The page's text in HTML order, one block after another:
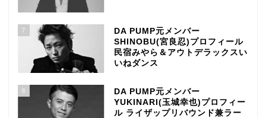
7
DA PUMP元メンバー
SHINOBU(宮良忍)プロフィール
民宿みやら＆アウトデラックスい
いねダンス
8
DA PUMP元メンバー
YUKINARI(玉城幸也)プロフィー
ル ライザップリバウンド兼ラー